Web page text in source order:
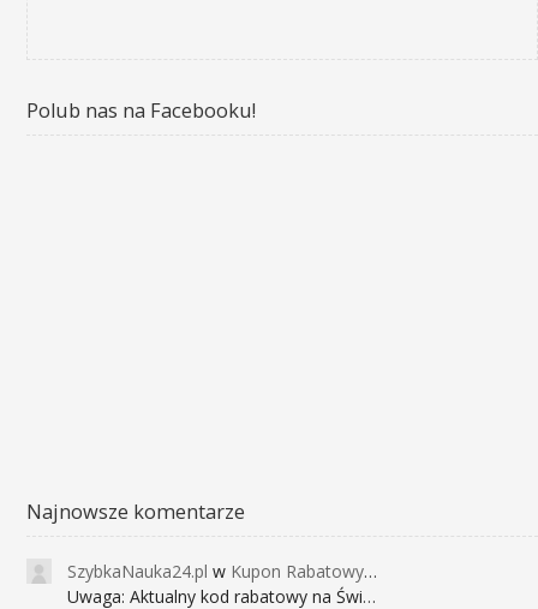
Polub nas na Facebooku!
Najnowsze komentarze
SzybkaNauka24.pl w Kupon Rabatowy na Kurs Angielskiego dla Dzieci - FunEnglish
Uwaga: Aktualny kod rabatowy na Święta (